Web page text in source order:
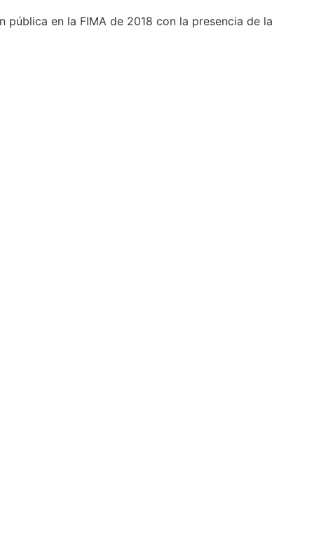
en la FIMA de 2018 con la presencia de la